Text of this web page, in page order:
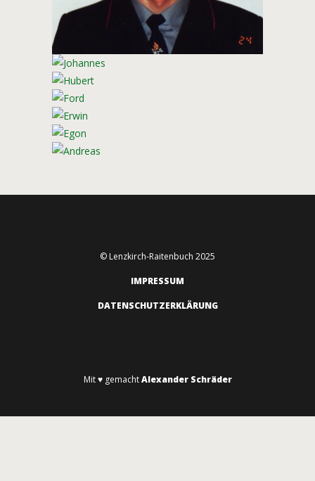
© Lenzkirch-Raitenbuch 2025
IMPRESSUM
DATENSCHUTZERKLÄRUNG
Mit ♥ gemachtAlexander Schräder